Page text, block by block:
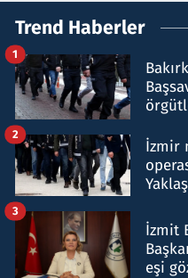
Trend Haberler
1
İzmir
2
İzmit
eşi
3